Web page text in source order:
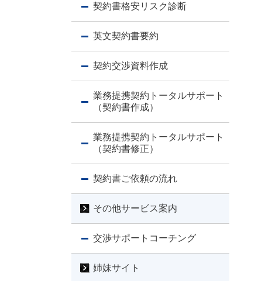
契約書格安リスク診断
英文契約書要約
契約交渉資料作成
業務提携契約トータルサポート
（契約書作成）
業務提携契約トータルサポート
（契約書修正）
契約書ご依頼の流れ
その他サービス案内
交渉サポートコーチング
姉妹サイト